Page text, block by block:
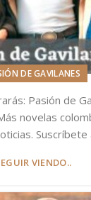
DE GAVILANES
Pasión de
novelas
Suscríbete
VIENDO..